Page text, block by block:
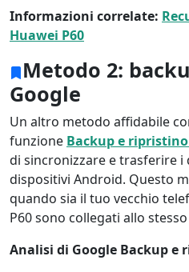
Informazioni correlate:
Huawei P60
Metodo 2:
Google
Un altro metodo affidabile
funzione Backup e
di sincronizzare e trasferire
dispositivi Android. Questo
quando sia il tuo vecchio
P60 sono collegati allo stesso
Analisi di Google Backup e